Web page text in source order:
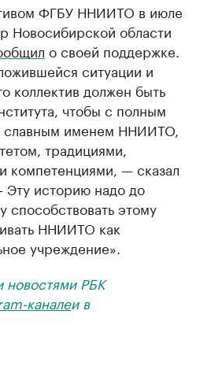
ФГБУ ННИИТО в июле
Новосибирской области
о своей поддержке.
ситуации и
коллектив должен быть
чтобы с полным
славным именем ННИИТО,
традициями,
компетенциями, — сказал
историю надо до
способствовать этому
ННИИТО как
учреждение».
новостями РБК
каналеи в